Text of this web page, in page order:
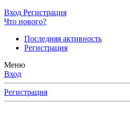
Вход Регистрация
Что нового?
Последняя активность
Регистрация
Меню
Вход
Регистрация